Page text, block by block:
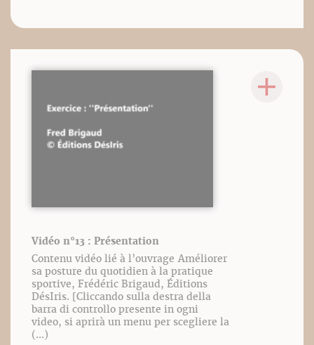
Vidéo n°13 : Présentation
Contenu vidéo lié à l’ouvrage Améliorer
sa posture du quotidien à la pratique
sportive, Frédéric Brigaud, Éditions
DésIris. [Cliccando sulla destra della
barra di controllo presente in ogni
video, si aprirà un menu per scegliere la
(...)